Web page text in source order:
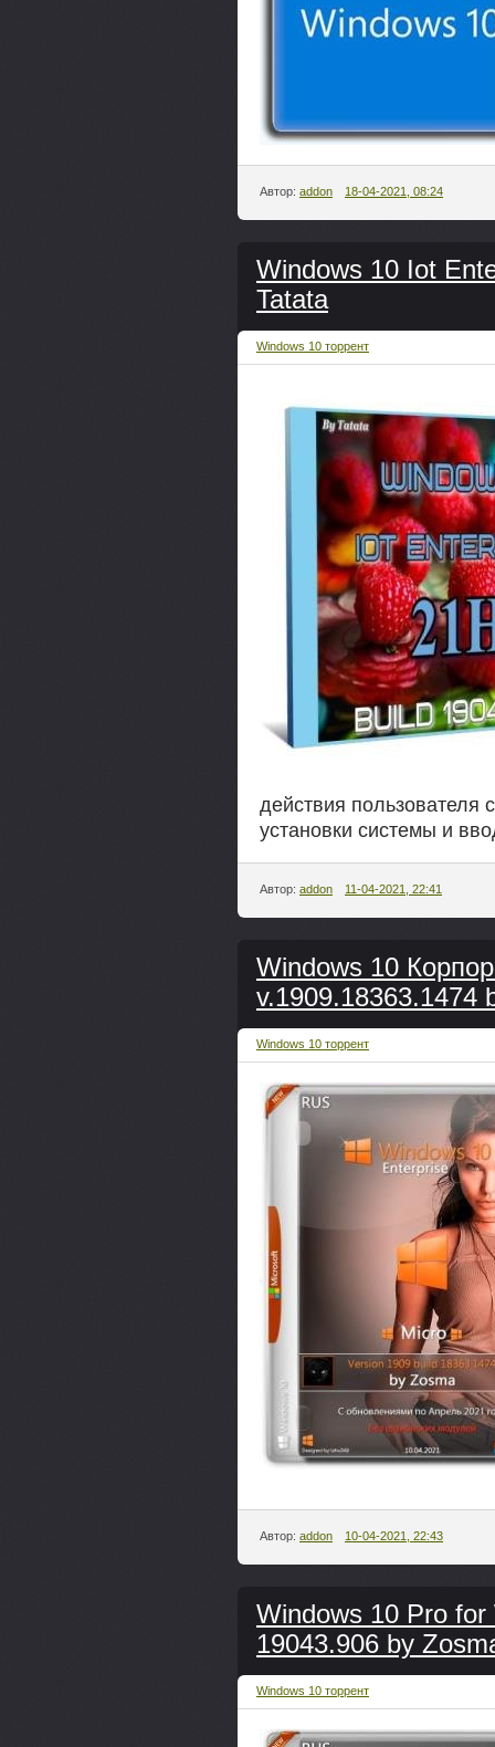
Автор: addon 18-04-2021, 08:24
Windows 10 Iot
Tatata
Windows 10 торрент
действия пользователя
установки системы и
Автор: addon 11-04-2021, 22:41
Windows 10
v.1909.18363.1474
Windows 10 торрент
Автор: addon 10-04-2021, 22:43
Windows 10 Pro
19043.906 by
Windows 10 торрент